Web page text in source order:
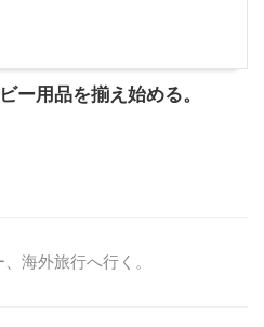
ー用品を揃え始める。
海外旅行へ行く。